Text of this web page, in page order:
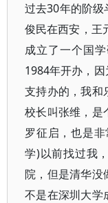
过去30年的阶
俊民在西安，王
成立了一个国
1984年开办，
支持办的，我和
校长叫张维，是
罗征启，也是
学)以前找过我
院，但是清华没
不是在深圳大学